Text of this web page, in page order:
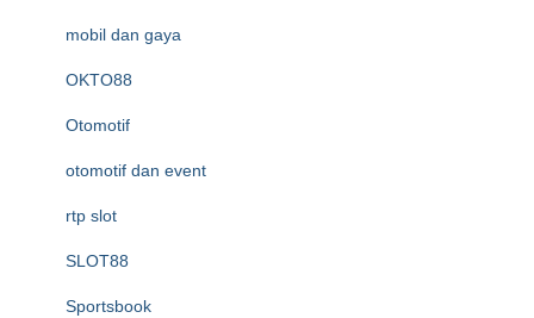
mobil dan gaya
OKTO88
Otomotif
otomotif dan event
rtp slot
SLOT88
Sportsbook